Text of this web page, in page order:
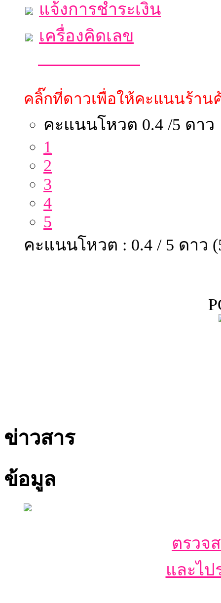
แจ้งการชำระเงิน
เครื่องคิดเลข
คลิ๊กที่ดาวเพื่อให้คะแนนร้าน
คะแนนโหวต 0.4 /5 ดาว
1
2
3
4
5
คะแนนโหวต : 0.4 / 5 ดาว
ข่าวสาร
ข้อมูล
ตรวจ
และไ